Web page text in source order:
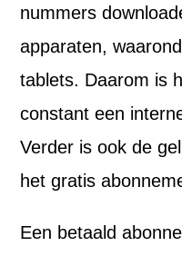
nummers
apparaten,
tablets. Daarom is
constant een
Verder is ook de
het gratis
Een betaald